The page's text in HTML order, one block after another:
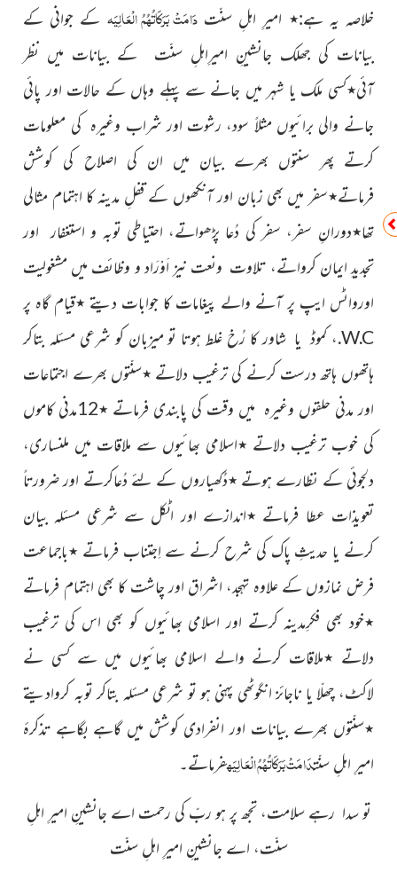
خلاصہ یہ ہے:٭ امىرِ اہلِ سنّتدَامَتْ بَرَکَاتُہُمُ الْعَالِیَہ کے جوانى کے
بىانات کى جھلک جانشینِ امیرِاہلِ سنّت کے بىانات مىں نظر
آئی٭کسی ملک یا شہر میں جانے سے پہلے وہاں کے حالات اور پائی
جانے والی برائیوں مثلاً سود، رشوت اور شراب وغیرہ کی معلومات
کرتے پھر سنتوں بھرے بیان میں ان کی اصلاح کی کوشش
فرماتے٭سفر میں بھی زبان اور آنکھوں کے قفلِ مدینہ کا اہتمام مثالی
تھا٭دورانِ سفر، سفر کی دُعا پڑھواتے، احتیاطی توبہ و استغفار اور
تجدیدِ ایمان کرواتے، تلاوت ونعت نیز اَوْرَاد و وظائف میں مشغولیت
اورواٹس ایپ پر آنے والے پیغامات کا جوابات دیتے ٭قیام گاہ پر
W.C.، کموڈ یا شاور کا رُخ غلط ہوتا تو میزبان کو شرعی مسئلہ بتاکر
ہاتھوں ہاتھ درست کرنے کی ترغیب دلاتے ٭سنّتوں بھرے اجتماعات
اور مدنی حلقوں وغیرہ میں وقت کی پابندی فرماتے ٭
12مدنی کاموں
کی خوب ترغیب دلاتے ٭اسلامی بھائیوں سے ملاقات میں ملنساری،
دلجوئی کے نظارے ہوتے ٭دُکھیاروں کے لئے دُعاکرتے اور ضرورتاً
تعویذات عطا فرماتے ٭اندازے اور اٹکل سے شرعی مسئلہ بیان
کرنے یا حدیثِ پاک کی شرح کرنے سے اِجتناب فرماتے ٭باجماعت
فرض نمازوں کے علاوہ تہجد، اشراق اور چاشت کا بھی اہتمام فرماتے
٭خود بھی فکرِمدینہ کرتے اور اسلامی بھائیوں کو بھی اس کی ترغیب
دلاتے ٭ملاقات کرنے والے اسلامی بھائیوں میں سے کسی نے
لاکٹ، چھلّا یا ناجائز انگوٹھی پہنی ہو تو شرعی مسئلہ بتاکر توبہ کروادیتے
٭سنّتوں بھرے بیانات اور انفرادی کوشش میں گاہے بگاہے تذکرۂ
امیرِ اہلِ سنّتدَامَتْ بَرَکَاتُہُمُ الْعَالِیَہفرماتے۔
تو سدا رہے سلامت، تجھ پر ہو ربّ کی رحمت اے جانشینِ امیرِ اہلِ
سنّت، اے جانشینِ امیرِ اہلِ سنّت